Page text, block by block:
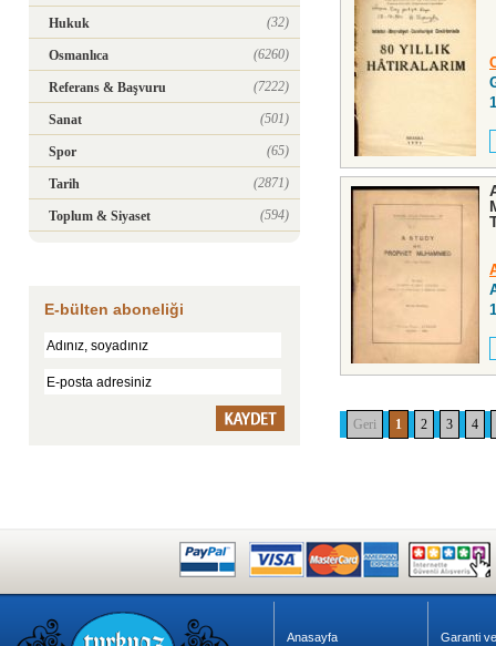
Hukuk (32)
Osmanlıca (6260)
Referans & Başvuru (7222)
Sanat (501)
Spor (65)
Tarih (2871)
Toplum & Siyaset (594)
E-bülten aboneliği
Geri 1 2 3 4
Anasayfa
Garanti